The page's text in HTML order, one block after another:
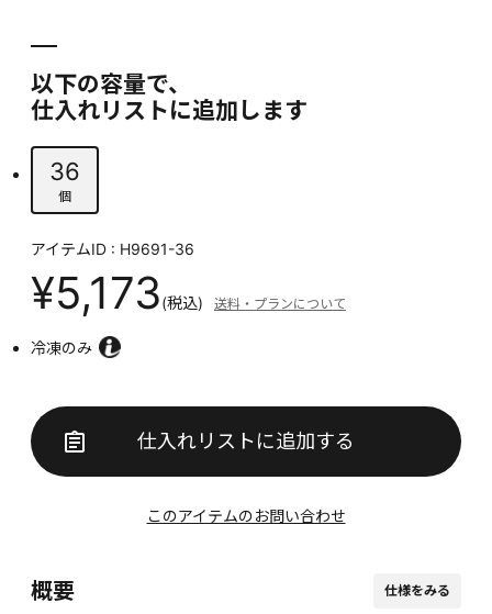
以下の容量で、
仕入れリストに追加します
36
個
アイテムID : H9691-36
¥5,173(税込) 送料・プランについて
冷凍のみ
仕入れリストに追加する
このアイテムのお問い合わせ
概要 仕様をみる